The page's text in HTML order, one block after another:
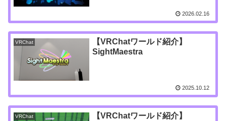
2026.02.16
VRChat
【VRChatワールド紹介】
SightMaestra
2025.10.12
VRChat
【VRChatワールド紹介】